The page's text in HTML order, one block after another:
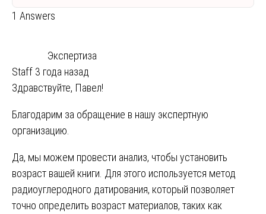
1 Answers
Экспертиза
Staff 3 года назад
Здравствуйте, Павел!
Благодарим за обращение в нашу экспертную
организацию.
Да, мы можем провести анализ, чтобы установить
возраст вашей книги. Для этого используется метод
радиоуглеродного датирования, который позволяет
точно определить возраст материалов, таких как